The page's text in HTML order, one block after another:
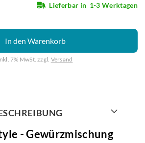
Lieferbar in 1-3 Werktagen
In den Warenkorb
7% MwSt. zzgl. Versand
Weiter mit
- Gewürzmischung